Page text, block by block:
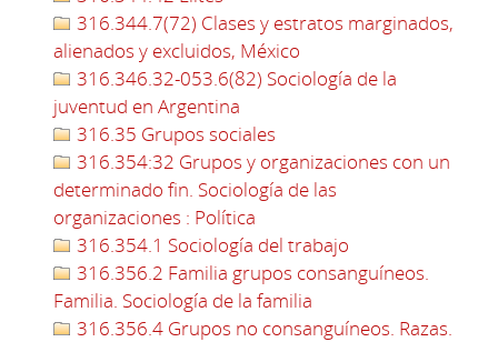
316.344.7(72) Clases y estratos marginados,
alienados y excluidos, México
316.346.32-053.6(82) Sociología de la
juventud en Argentina
316.35 Grupos sociales
316.354:32 Grupos y organizaciones con un
determinado fin. Sociología de las
organizaciones : Política
316.354.1 Sociología del trabajo
316.356.2 Familia grupos consanguíneos.
Familia. Sociología de la familia
316.356.4 Grupos no consanguíneos. Razas.